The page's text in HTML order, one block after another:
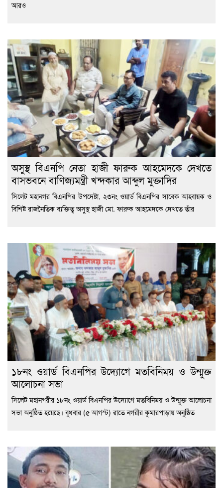
আরও
অসুস্থ বিএনপি নেতা হাজী ফারুক আহমেদকে দেখতে
বাসভবনে বাণিজ্যমন্ত্রী খন্দকার আব্দুল মুক্তাদির
সিলেট মহানগর বিএনপির উপদেষ্টা, ২৩নং ওয়ার্ড বিএনপির সাবেক আহ্বায়ক ও
বিশিষ্ট রাজনৈতিক ব্যক্তিত্ব অসুস্থ হাজী মো. ফারুক আহমেদকে দেখতে তাঁর
১৮নং ওয়ার্ড বিএনপির উদ্যোগে মতবিনিময় ও উন্মুক্ত
আলোচনা সভা
সিলেট মহানগরীর ১৮নং ওয়ার্ড বিএনপির উদ্যোগে মতবিনিময় ও উন্মুক্ত আলোচনা
সভা অনুষ্ঠিত হয়েছে। বুধবার (৫ আগস্ট) রাতে নগরীর কুমারপাড়ায় অনুষ্ঠিত